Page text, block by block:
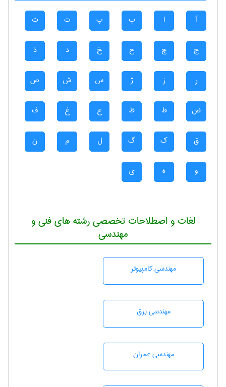
آ ا ب پ ت ث
ج چ ح خ د ذ
ر ز ژ س ش ص
ض ط ظ ع غ ف
ق ک گ ل م ن
و ه ی
لغات و اصطلاحات تخصصی رشته های فنی و
مهندسی
مهندسی كامپيوتر
مهندسی برق
مهندسی عمران